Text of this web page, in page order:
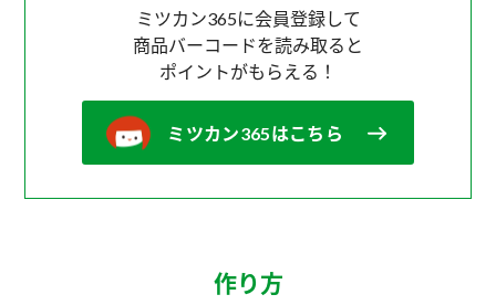
ミツカン365に会員登録して
商品バーコードを読み取ると
ポイントがもらえる！
ミツカン365はこちら
作り方